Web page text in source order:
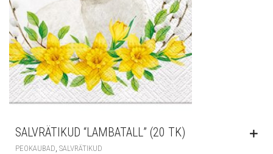
SALVRÄTIKUD “LAMBATALL” (20 TK)
PEOKAUBAD, SALVRÄTIKUD